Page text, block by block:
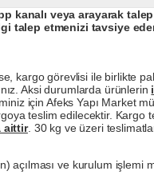
kanalı veya arayarak
talep etmenizi tavsiye
kargo görevlisi ile birlikte
Aksi durumlarda ürünlerin
için Afeks Yapı Market
teslim edilecektir.
aittir. 30 kg ve üzeri
ve kurulum işlemi